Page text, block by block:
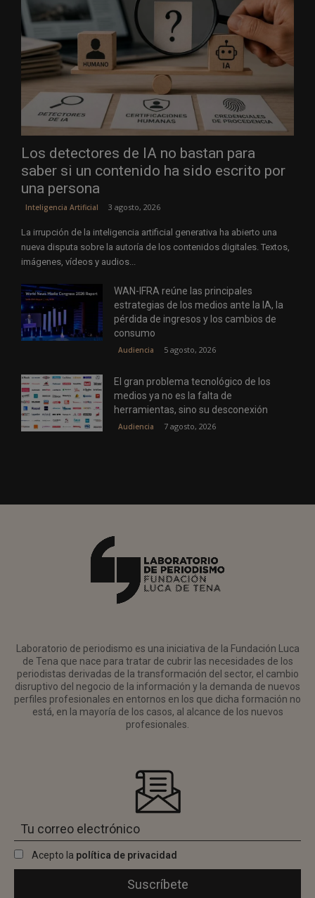
Los detectores de IA no bastan para
saber si un contenido ha sido escrito por
una persona
Inteligencia Artificial 3 agosto, 2026
La irrupción de la inteligencia artificial generativa ha abierto una
nueva disputa sobre la autoría de los contenidos digitales. Textos,
imágenes, vídeos y audios...
WAN-IFRA reúne las principales
estrategias de los medios ante la IA, la
pérdida de ingresos y los cambios de
consumo
Audiencia 5 agosto, 2026
El gran problema tecnológico de los
medios ya no es la falta de
herramientas, sino su desconexión
Audiencia 7 agosto, 2026
Laboratorio de periodismo es una iniciativa de la Fundación Luca
de Tena que nace para tratar de cubrir las necesidades de los
periodistas derivadas de la transformación del sector, el cambio
disruptivo del negocio de la información y la demanda de nuevos
perfiles profesionales en entornos en los que dicha formación no
está, en la mayoría de los casos, al alcance de los nuevos
profesionales.
Acepto la política de privacidad